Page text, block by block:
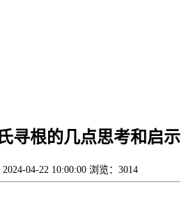
寻根的几点思考和启示
2024-04-22 10:00:00 浏览：3014